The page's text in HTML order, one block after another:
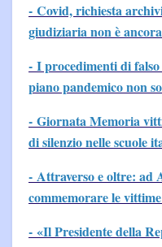
- Covid, richiesta
giudiziaria non è
- I procedimenti di falso
piano pandemico non
- Giornata Memoria
di silenzio nelle scuole
- Attraverso e oltre: ad
commemorare le
- «Il Presidente della